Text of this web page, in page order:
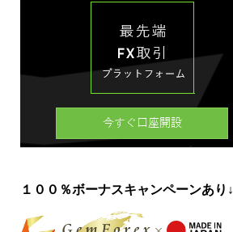
１００％ボーナスキャンペーンあり↓